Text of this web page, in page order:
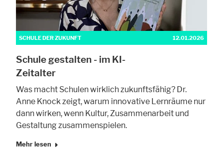
SCHULE DER ZUKUNFT 12.01.2026
Schule gestalten - im KI-
Zeitalter
Was macht Schulen wirklich zukunftsfähig? Dr.
Anne Knock zeigt, warum innovative Lernräume nur
dann wirken, wenn Kultur, Zusammenarbeit und
Gestaltung zusammenspielen.
Mehr lesen